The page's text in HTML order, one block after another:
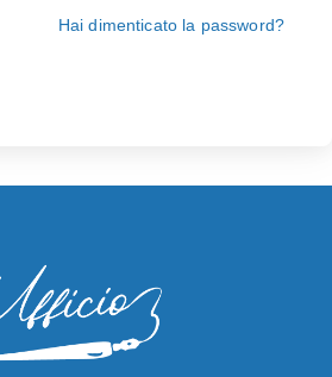
Hai dimenticato la password?